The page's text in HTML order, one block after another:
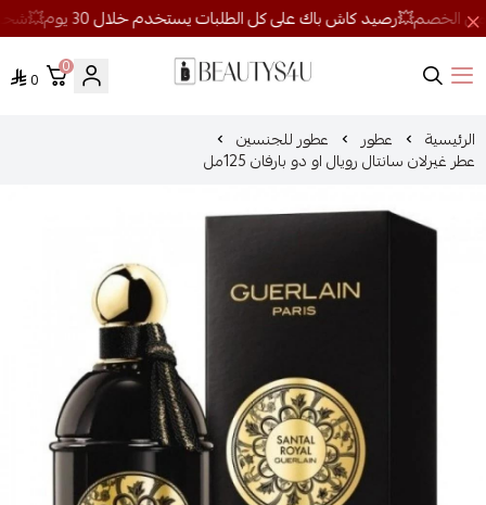
روائح الجمال
0
0
الرئيسية عطور عطور للجنسين
عطر غيرلان سانتال رويال او دو بارفان 125مل